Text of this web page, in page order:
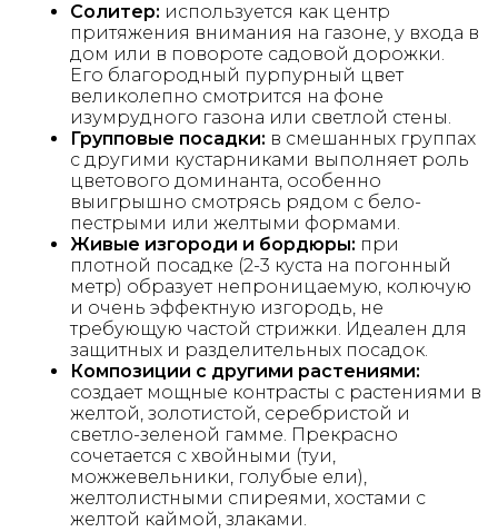
Солитер: используется как центр
притяжения внимания на газоне, у входа в
дом или в повороте садовой дорожки.
Его благородный пурпурный цвет
великолепно смотрится на фоне
изумрудного газона или светлой стены.
Групповые посадки: в смешанных группах
с другими кустарниками выполняет роль
цветового доминанта, особенно
выигрышно смотрясь рядом с бело-
пестрыми или желтыми формами.
Живые изгороди и бордюры: при
плотной посадке (2-3 куста на погонный
метр) образует непроницаемую, колючую
и очень эффектную изгородь, не
требующую частой стрижки. Идеален для
защитных и разделительных посадок.
Композиции с другими растениями:
создает мощные контрасты с растениями в
желтой, золотистой, серебристой и
светло-зеленой гамме. Прекрасно
сочетается с хвойными (туи,
можжевельники, голубые ели),
желтолистными спиреями, хостами с
желтой каймой, злаками.